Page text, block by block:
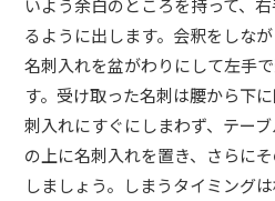
いよう余白のところを持って、
るように出します。会釈をしな
名刺入れを盆がわりにして左手
す。受け取った名刺は腰から下
刺入れにすぐにしまわず、 テー
の上に名刺入れを置き、さらに
しましょう。しまうタイミング